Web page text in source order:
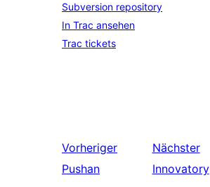
Subversion repository
In Trac ansehen
Trac tickets
Vorheriger
Pushan
Nächster
Innovatory